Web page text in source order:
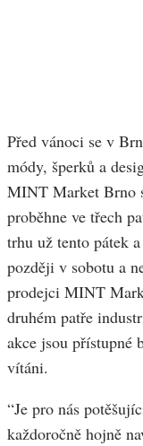
Před vánoci se v
módy, šperků a
MINT Market Brno
proběhne ve třech
trhu už tento pátek
později v sobotu a
prodejci MINT
druhém patře
akce jsou přístupné
vítáni.
“Je pro nás
každoročně hojně